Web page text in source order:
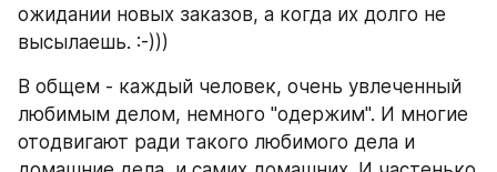
ожидании новых заказов, а когда их долго не
высылаешь. :-)))
В общем - каждый человек, очень увлеченный
любимым делом, немного "одержим". И многие
отодвигают ради такого любимого дела и